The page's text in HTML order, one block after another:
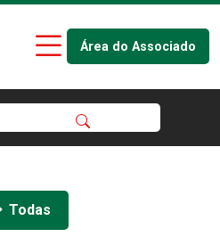
Área do Associado
Todas